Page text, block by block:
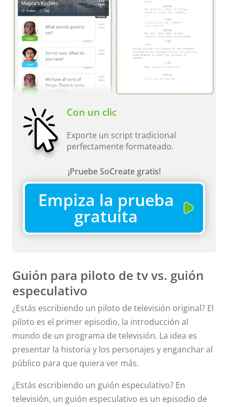
Con un clic
Exporte un script tradicional
perfectamente formateado.
¡Pruebe SoCreate gratis!
Empiza la prueba
gratuita
Guión para piloto de tv vs. guión
especulativo
¿Estás escribiendo un piloto de televisión original? El
piloto es el primer episodio, la introducción al
mundo de un programa de televisión. La idea es
presentar la historia y los personajes y enganchar al
público para que quiera ver más.
¿Estás escribiendo un guión especulativo? En
televisión, un guión especulativo es un episodio de